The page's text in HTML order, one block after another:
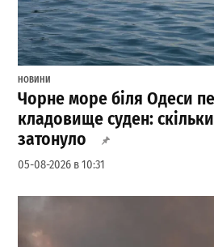
НОВИНИ
Чорне море біля Одеси
кладовище суден:
затонуло
05-08-2026 в 10:31